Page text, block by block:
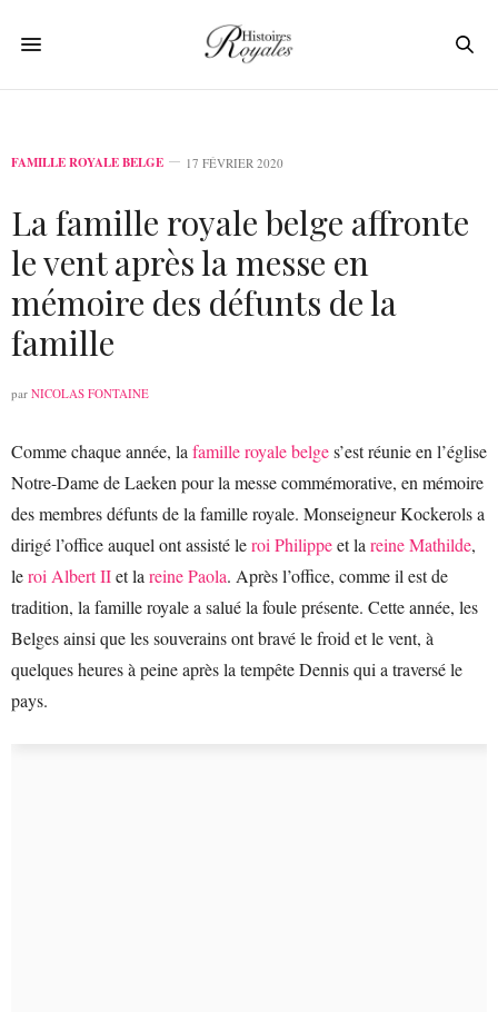
FAMILLE ROYALE BELGE 17 FÉVRIER 2020
La famille royale belge affronte
le vent après la messe en
mémoire des défunts de la
famille
par NICOLAS FONTAINE
Comme chaque année, la famille royale belges’est réunie en l’église
Notre-Dame de Laeken pour la messe commémorative, en mémoire
des membres défunts de la famille royale. Monseigneur Kockerols a
dirigé l’office auquel ont assisté leroi Philippeet la reine Mathilde,
leroi Albert IIet la reine Paola. Après l’office, comme il est de
tradition, la famille royale a salué la foule présente. Cette année, les
Belges ainsi que les souverains ont bravé le froid et le vent, à
quelques heures à peine après la tempête Dennis qui a traversé le
pays.